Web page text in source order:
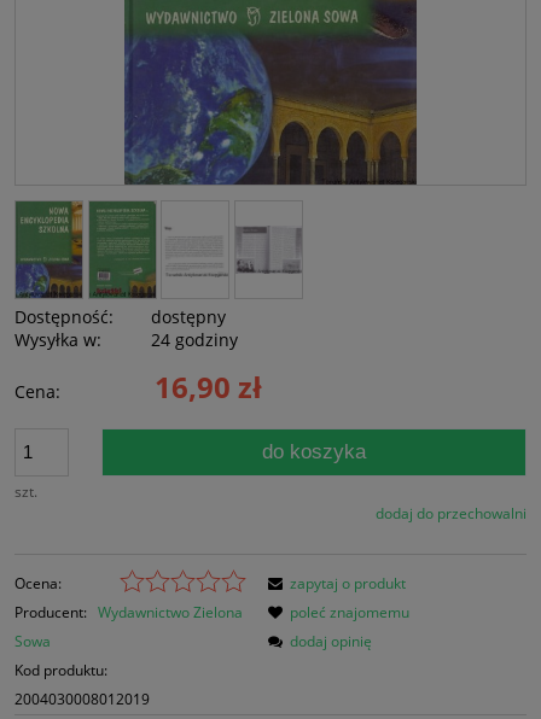
Dostępność:
dostępny
Wysyłka w:
24 godziny
Cena: 16,90 zł
szt.
do koszyka
dodaj do przechowalni
Ocena:
Producent: Wydawnictwo Zielona
Sowa
Kod produktu:
2004030008012019
zapytaj o produkt
poleć znajomemu
dodaj opinię